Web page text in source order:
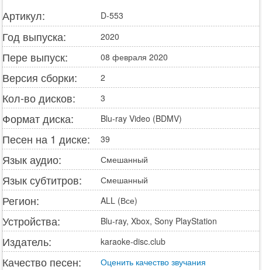
Артикул: D-553
Год выпуска: 2020
Пере выпуск: 08 февраля 2020
Версия сборки: 2
Кол-во дисков: 3
Формат диска: Blu-ray Video (BDMV)
Песен на 1 диске: 39
Язык аудио: Смешанный
Язык субтитров: Смешанный
Регион: ALL (Все)
Устройства: Blu-ray, Xbox, Sony PlayStation
Издатель: karaoke-disc.club
Качество песен: Оценить качество звучания